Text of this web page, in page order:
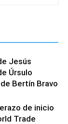
Jesús
Úrsulo
Bertín Bravo
de inicio
Trade